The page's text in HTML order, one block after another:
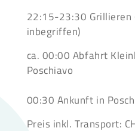
22:15-23:30 Grillieren
inbegriffen)
ca. 00:00 Abfahrt
Poschiavo
00:30 Ankunft in
Preis inkl. Transport: